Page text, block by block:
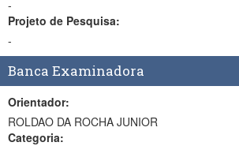
-
Projeto de Pesquisa:
-
Banca Examinadora
Orientador:
ROLDAO DA ROCHA JUNIOR
Categoria: